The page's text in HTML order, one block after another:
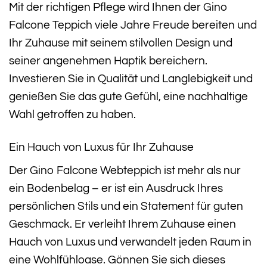
Mit der richtigen Pflege wird Ihnen der Gino
Falcone Teppich viele Jahre Freude bereiten und
Ihr Zuhause mit seinem stilvollen Design und
seiner angenehmen Haptik bereichern.
Investieren Sie in Qualität und Langlebigkeit und
genießen Sie das gute Gefühl, eine nachhaltige
Wahl getroffen zu haben.
Ein Hauch von Luxus für Ihr Zuhause
Der Gino Falcone Webteppich ist mehr als nur
ein Bodenbelag – er ist ein Ausdruck Ihres
persönlichen Stils und ein Statement für guten
Geschmack. Er verleiht Ihrem Zuhause einen
Hauch von Luxus und verwandelt jeden Raum in
eine Wohlfühloase. Gönnen Sie sich dieses